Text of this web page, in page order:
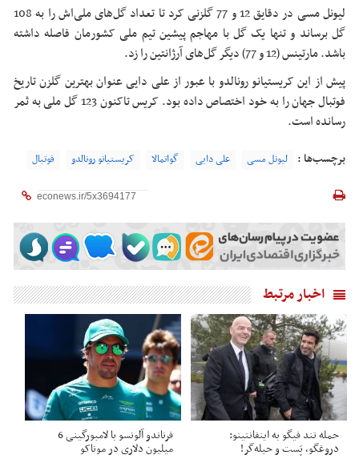
لیونل مسی در دقایق 12 و 77 گلزنی کرد تا تعداد گل‌های ملی‌اش را به 108
گل برساند و تنها یک گل با مهاجم پیشین تیم ملی کشورمان فاصله داشته
باشد. مارتینس (12 و 77) دیگر گل‌های آرژانتین را زد.
پیش از این کریستیانو رونالدو با عبور از علی دایی عنوان بهترین گلزن تاریخ
فوتبال جهان را به خود اختصاص داده بود. کریس تاکنون 123 گل ملی به ثمر
رسانده است.
برچسب‌ها : لیونل مسی علی دایی گواتمالا کریستیانو رونالدو فوتبال
اخبار مرتبط
حمله تند فیگو به اینفانتینو:
دروغگو، پَست‌ و حیله‌گر!
فرناندو آلونسو با لامبورگینی 6
میلیون دلاری در موناکو